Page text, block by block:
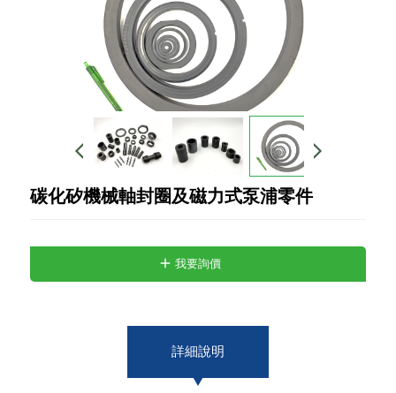
碳化矽機械軸封圈及磁力式泵浦零件
我要詢價
詳細說明